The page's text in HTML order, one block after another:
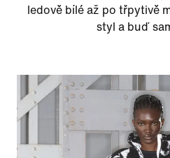
ledově bílé až po třpytivě
styl a buď